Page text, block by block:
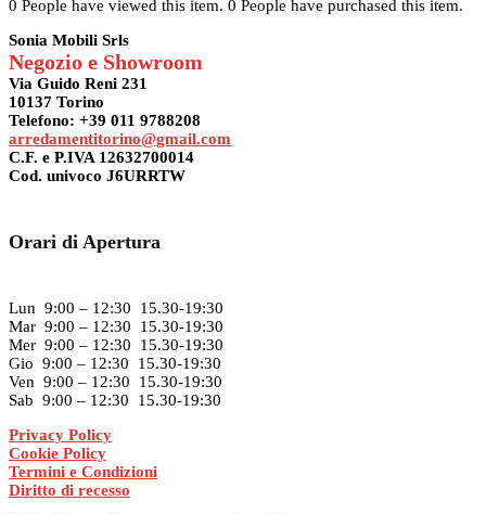
era:
è:
0 People have viewed this item. 0 People have purchased this item.
Sonia Mobili Srls
Negozio e Showroom
Via Guido Reni 231
10137 Torino
Telefono: +39 011 9788208
arredamentitorino@gmail.com
C.F. e P.IVA 12632700014
Cod. univoco J6URRTW
Orari di Apertura
Lun 9:00 – 12:30 15.30-19:30
Mar 9:00 – 12:30 15.30-19:30
Mer 9:00 – 12:30 15.30-19:30
Gio 9:00 – 12:30 15.30-19:30
Ven 9:00 – 12:30 15.30-19:30
Sab 9:00 – 12:30 15.30-19:30
Privacy Policy
Cookie Policy
Termini e Condizioni
Diritto di recesso